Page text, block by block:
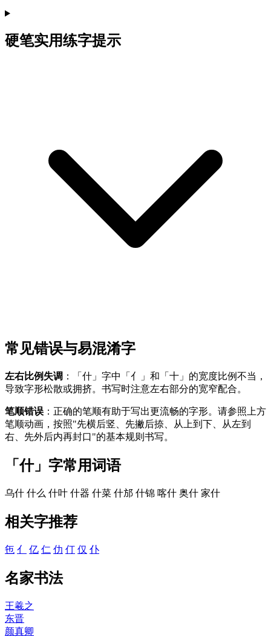
硬笔实用练字提示
常见错误与易混淆字
左右比例失调 ：「什」字中「亻」和「十」的宽度比例不当，
导致字形松散或拥挤。书写时注意左右部分的宽窄配合。
笔顺错误 ：正确的笔顺有助于写出更流畅的字形。请参照上方
笔顺动画，按照"先横后竖、先撇后捺、从上到下、从左到
右、先外后内再封口"的基本规则书写。
「什」字常用词语
乌什 什么 什叶 什器 什菜 什邡 什锦 喀什 奥什 家什
相关字推荐
㐌 亻 亿 仁 仂 仃 仅 仆
名家书法
王羲之
东晋
颜真卿